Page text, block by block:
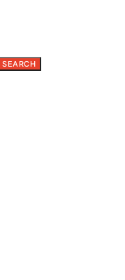
SEARCH